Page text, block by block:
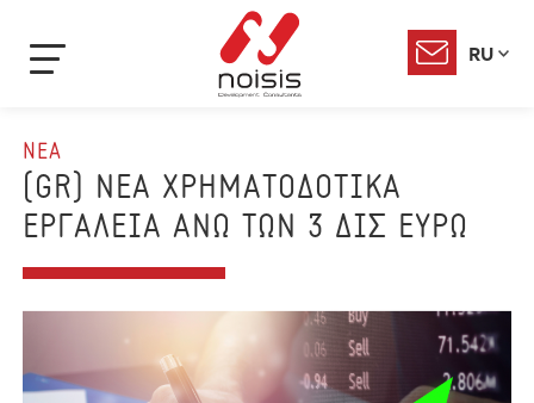
RU
ΝΕΑ
(GR) ΝΕΑ ΧΡΗΜΑΤΟΔΟΤΙΚΑ
ΕΡΓΑΛΕΙΑ ΑΝΩ ΤΩΝ 3 ΔΙΣ ΕΥΡΩ